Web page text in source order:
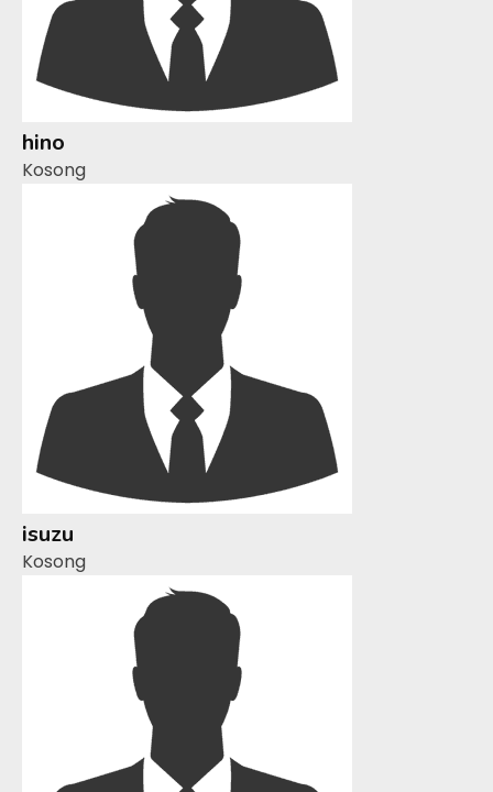
hino
Kosong
isuzu
Kosong